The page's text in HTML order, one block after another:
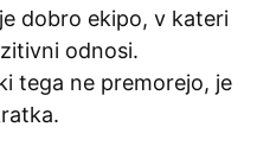
dobro ekipo, v kateri
odnosi.
tega ne premorejo, je